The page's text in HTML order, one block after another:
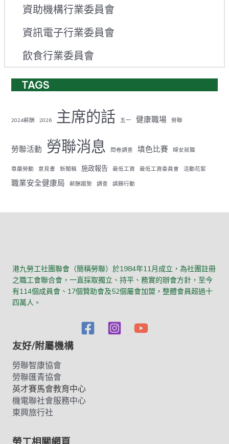
資助機構行業委員會
資訊電子行業委員會
飲食行業委員會
TAGS
2024薪酬 2026 主席的話 五一 健康職場 勞聯
勞聯活動 勞聯消息 問卷調查 填色比賽 婦女就職
尊嚴勞動 意見書 新聞稿 施政報告 最低工資 最低工資委員會 活動花絮
職業安全健康局 薪酬趨勢 調查 請願行動
港九勞工社團聯會（簡稱勞聯）於1984年11月成立，為社團註冊
之職工會聯合會，一直採取獨立、持平、務實的辦會方針，至今
有114個成員會、17個贊助會及52個屬會加盟，整體會員超過十
四萬人。
友好/附屬機構
勞聯智康協會
勞聯匯青協會
英才賽馬會教育中心
機電聯社會服務中心
東興旅行社